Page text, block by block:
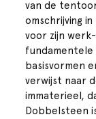
van de
omschrijving
voor zijn
basisvormen
verwijst naar
immaterieel,
Dobbelsteen